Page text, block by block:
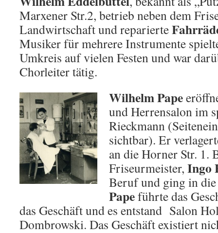
Marxener Str.2, betrieb neben dem
Landwirtschaft und reparierte
Musiker für mehrere Instrumente
Umkreis auf vielen Festen und war
Chorleiter tätig.
Wilhelm Pape
und Herrensalon im
Rieckmann
sichtbar). Er
an die Horner Str. 1.
Friseurmeister, Ingo
Beruf und ging in
Papeführte das
das Geschäft und es entstand Salon
Dombrowski. Das Geschäft existiert